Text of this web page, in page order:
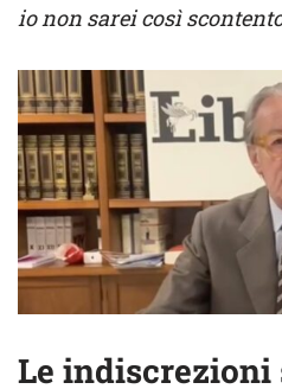
io non sarei così
Le indiscrezioni